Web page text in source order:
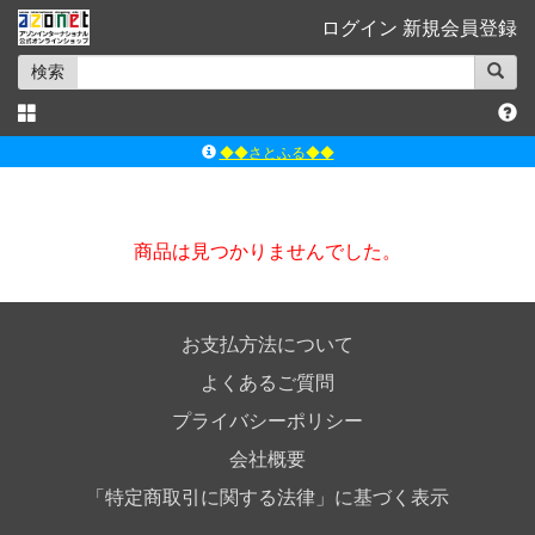
ログイン 新規会員登録
検索
◆◆さとふる◆◆
ｱｿﾞﾝｵﾝﾗｲﾝｼｮｯﾌﾟX
商品は見つかりませんでした。
お支払方法について
よくあるご質問
プライバシーポリシー
会社概要
「特定商取引に関する法律」に基づく表示